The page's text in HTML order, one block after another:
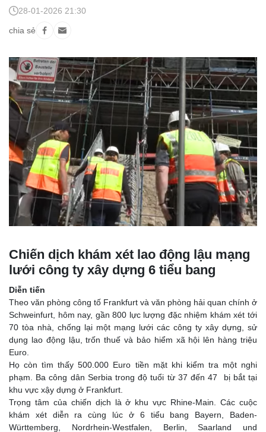
chia sẻ
28-01-2026 21:30
Chiến dịch khám xét lao động lậu mạng
lưới công ty xây dựng 6 tiểu bang
Diễn tiến
Theo văn phòng công tố Frankfurt và văn phòng hải quan chính ở
Schweinfurt, hôm nay, gần 800 lực lượng đặc nhiệm khám xét tới
70 tòa nhà, chống lại một mạng lưới các công ty xây dựng, sử
dụng lao động lậu, trốn thuế và bảo hiểm xã hội lên hàng triệu
Euro.
Họ còn tìm thấy 500.000 Euro tiền mặt khi kiểm tra một nghi
phạm. Ba công dân Serbia trong độ tuổi từ 37 đến 47 bị bắt tại
khu vực xậy dựng ở Frankfurt.
Trọng tâm của chiến dịch là ở khu vực Rhine-Main. Các cuộc
khám xét diễn ra cùng lúc ở 6 tiểu bang Bayern, Baden-
Württemberg, Nordrhein-Westfalen, Berlin, Saarland und